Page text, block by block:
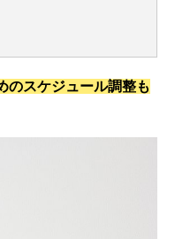
のスケジュール調整も